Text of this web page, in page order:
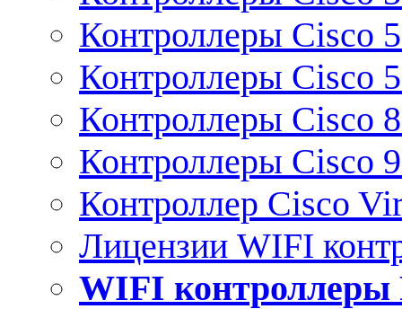
Контроллеры Cisco
Контроллеры Cisco
Контроллеры Cisco
Контроллеры Cisco
Контроллер Cisco
Лицензии WIFI
WIFI контроллеры